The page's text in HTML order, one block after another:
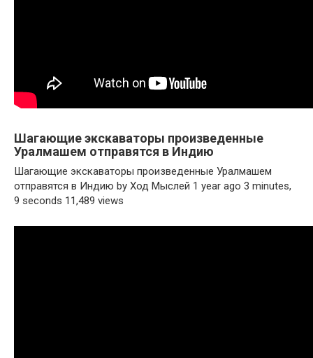
Шагающие экскаваторы произведенные
Уралмашем отправятся в Индию
Шагающие экскаваторы произведенные Уралмашем
отправятся в Индию by Ход Мыслей 1 year ago 3 minutes,
9 seconds 11,489 views